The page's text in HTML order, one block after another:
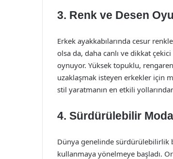
3. Renk ve Desen
Erkek ayakkabılarında cesur
olsa da, daha canlı ve dikkat
oynuyor. Yüksek topuklu,
uzaklaşmak isteyen erkekler için
stil yaratmanın en etkili
4. Sürdürülebilir Moda
Dünya genelinde sürdürülebilirlik
kullanmaya yönelmeye başladı.